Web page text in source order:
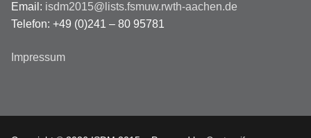
Email: isdm2015@lists.fsmuw.rwth-aachen.de
Telefon: +49 (0)241 – 80 95781
Impressum